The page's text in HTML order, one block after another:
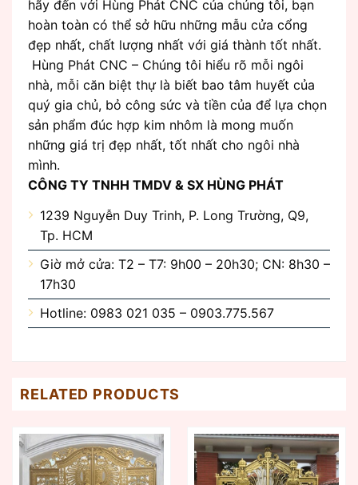
hãy đến với Hùng Phát CNC của chúng tôi, bạn
hoàn toàn có thể sở hữu những mẫu cửa cổng
đẹp nhất, chất lượng nhất với giá thành tốt nhất.
Hùng Phát CNC – Chúng tôi hiểu rõ mỗi ngôi
nhà, mỗi căn biệt thự là biết bao tâm huyết của
quý gia chủ, bỏ công sức và tiền của để lựa chọn
sản phẩm đúc hợp kim nhôm là mong muốn
những giá trị đẹp nhất, tốt nhất cho ngôi nhà
mình.
CÔNG TY TNHH TMDV & SX HÙNG PHÁT
1239 Nguyễn Duy Trinh, P. Long Trường, Q9,
Tp. HCM
Giờ mở cửa: T2 – T7: 9h00 – 20h30; CN: 8h30 –
17h30
Hotline: 0983 021 035 – 0903.775.567
RELATED PRODUCTS